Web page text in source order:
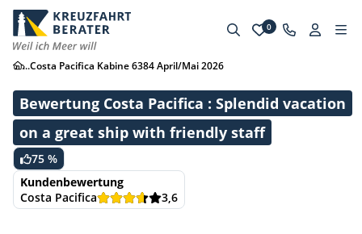
0
...Costa Pacifica Kabine 6384 April/Mai 2026
Bewertung Costa Pacifica : Splendid vacation
on a great ship with friendly staff
75 %
Kundenbewertung
Costa Pacifica
3,6